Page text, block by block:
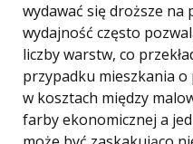
wydawać się droższe na
wydajność często
liczby warstw, co
przypadku mieszkania
w kosztach między
farby ekonomicznej a